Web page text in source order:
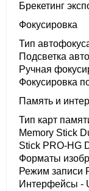
Брекетинг
Фокусировка
Тип
Подсветка
Ручная
Фокусировка
Память и
Тип карт
Memory Stick
Stick PRO-HG
Форматы
Режим записи
Интерфейсы -